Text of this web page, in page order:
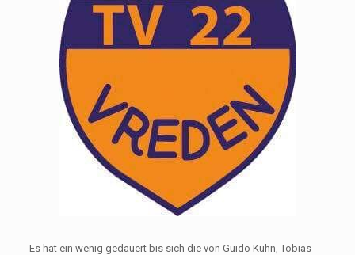
Es hat ein wenig gedauert bis sich die von Guido Kuhn, Tobias